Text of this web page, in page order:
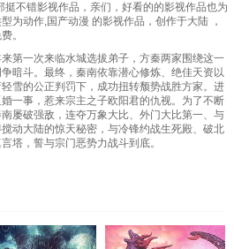
不错影视作品，亲们，好看的的影视作品也为
为动作,国产动漫 的影视作品，创作于大陆 ，
。
一次来临水城选拔弟子，方秦两家围绕这一
暗斗。最终，秦南依靠潜心修炼、绝佳天资以
雪的公正判罚下，成功扭转颓势战胜方家。进
一事，惹来宗主之子欧阳君的仇视。为了不断
屡破强敌，连夺万象大比、外门大比第一、与
动大陆的惊天秘密，与冷锋约战生死殿、破北
塔，誓与宗门恶势力战斗到底。